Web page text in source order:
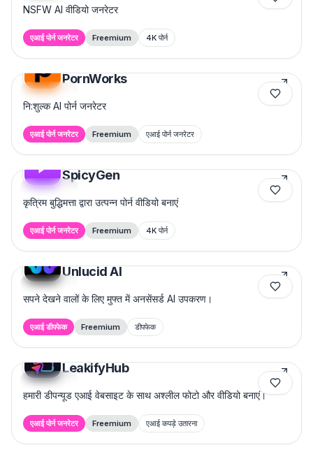
NSFW AI वीडियो जनरेटर
एआई पोर्न जनरेटर Freemium 4K पोर्न
Featured
PornWorks
नि:शुल्क AI पोर्न जनरेटर
एआई पोर्न जनरेटर Freemium एआई पोर्न जनरेटर
Featured
SpicyGen
कृत्रिम बुद्धिमत्ता द्वारा उत्पन्न पोर्न वीडियो बनाएं
एआई पोर्न जनरेटर Freemium 4K पोर्न
Featured
Unlucid AI
सपने देखने वालों के लिए मुफ्त में अनसेंसर्ड AI उपकरण।
एआई डीपफेक Freemium डीपफेक
Featured
LeakifyHub
हमारी डीपन्यूड एआई वेबसाइट के साथ अश्लील फोटो और वीडियो बनाएं।
एआई पोर्न जनरेटर Freemium एआई कपड़े उतारना